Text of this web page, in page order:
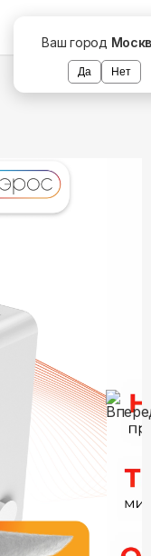
Ваш город
Да Нет